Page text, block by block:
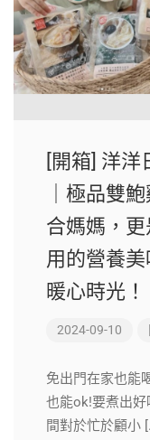
[開箱] 洋洋
｜極品雙
合媽媽，
用的營養
暖心時光！
2024-09-10
免出門在家也能
也能ok!要煮出
間對於忙於顧小